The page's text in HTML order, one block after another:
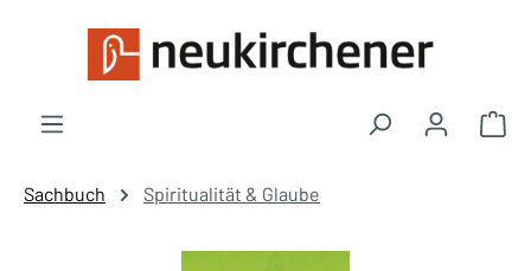
Zum Hauptinhalt springen
Sachbuch Spiritualität & Glaube